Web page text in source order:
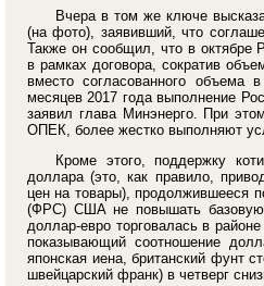
Вчера в том же ключе
(на фото), заявивший, что
Также он сообщил, что в октябре
в рамках договора, сократив
вместо согласованного
месяцев 2017 года выполнение
заявил глава Минэнерго. При
ОПЕК, более жестко выполняют
Кроме этого, поддержку
доллара (это, как правило,
цен на товары), продолжившееся
(ФРС) США не повышать базовую
доллар-евро торговалась в
показывающий соотношение
японская иена, британский фунт
швейцарский франк) в четверг